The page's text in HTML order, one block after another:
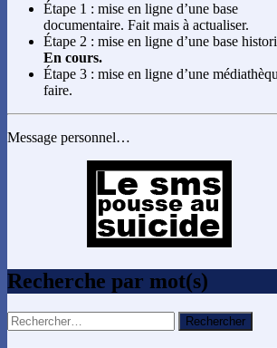
Étape 1 : mise en ligne d’une base
documentaire. Fait mais à actualiser.
Étape 2 : mise en ligne d’une base
En cours.
Étape 3 : mise en ligne d’une
faire.
Message personnel…
Recherche par mot(s)
Rechercher :